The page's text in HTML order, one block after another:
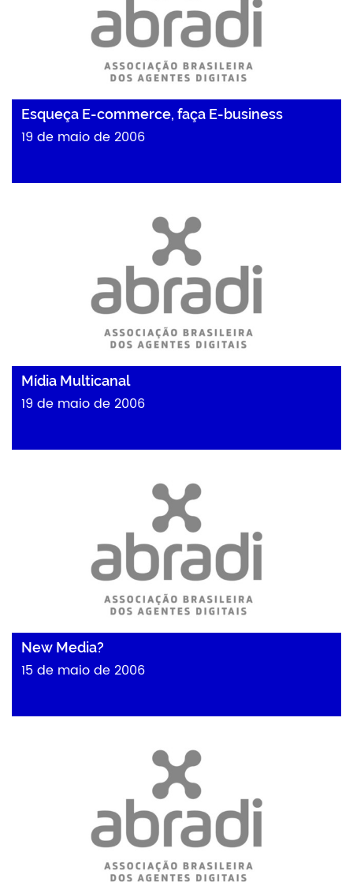
Esqueça E-commerce, faça E-business
19 de maio de 2006
Mídia Multicanal
19 de maio de 2006
New Media?
15 de maio de 2006